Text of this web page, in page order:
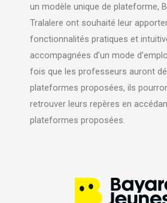
un modèle unique de plateforme,
Tralalere ont souhaité leur
fonctionnalités pratiques et
accompagnées d’un mode
fois que les professeurs auront
plateformes proposées, ils
retrouver leurs repères en
plateformes proposées.